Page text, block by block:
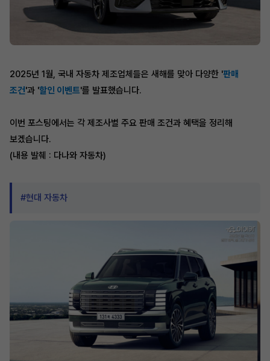
2025년 1월, 국내 자동차 제조업체들은 새해를 맞아 다양한 '판매
조건'과 '할인 이벤트'를 발표했습니다.
이번 포스팅에서는 각 제조사별 주요 판매 조건과 혜택을 정리해
보겠습니다.
(내용 발췌 : 다나와 자동차)
#현대 자동차